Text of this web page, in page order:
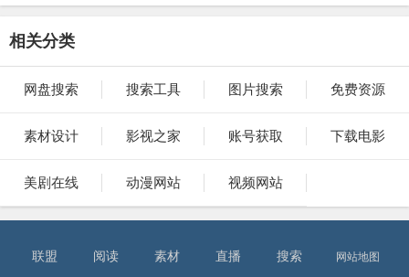
相关分类
网盘搜索 搜索工具 图片搜索 免费资源
素材设计 影视之家 账号获取 下载电影
美剧在线 动漫网站 视频网站
联盟 阅读 素材 直播 搜索 网站地图